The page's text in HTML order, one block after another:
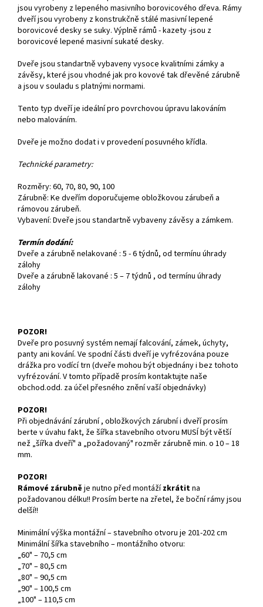
jsou vyrobeny z lepeného masivního borovicového dřeva. Rámy
dveří jsou vyrobeny z konstrukčně stálé masivní lepené
borovicové desky se suky. Výplně rámů - kazety -jsou z
borovicové lepené masivní sukaté desky.
Dveře jsou standartně vybaveny vysoce kvalitními zámky a
závěsy, které jsou vhodné jak pro kovové tak dřevěné zárubně
a jsou v souladu s platnými normami.
Tento typ dveří je ideální pro povrchovou úpravu lakováním
nebo malováním.
Dveře je možno dodat i v provedení posuvného křídla.
Technické parametry:
Rozměry: 60, 70, 80, 90, 100
Zárubně: Ke dveřím doporučujeme obložkovou zárubeň a
rámovou zárubeň.
Vybavení: Dveře jsou standartně vybaveny závěsy a zámkem.
Termín dodání:
Dveře a zárubně nelakované : 5 - 6 týdnů, od termínu úhrady
zálohy
Dveře a zárubně lakované : 5 – 7 týdnů , od termínu úhrady
zálohy
POZOR!
Dveře pro posuvný systém nemají falcování, zámek, úchyty,
panty ani kování. Ve spodní části dveří je vyfrézována pouze
drážka pro vodící trn (dveře mohou být objednány i bez tohoto
vyfrézování. V tomto případě prosím kontaktujte naše
obchod.odd. za účel přesného znění vaší objednávky)
POZOR!
Při objednávání zárubní , obložkových zárubní i dveří prosím
berte v úvahu fakt, že šířka stavebního otvoru MUSÍ být větší
než „šířka dveří" a „požadovaný" rozměr zárubně min. o 10 – 18
mm.
POZOR!
Rámové zárubně je nutno před montážízkrátitna
požadovanou délku!! Prosím berte na zřetel, že boční rámy jsou
delší!!
Minimální výška montážní – stavebního otvoru je 201-202 cm
Minimální šířka stavebního – montážního otvoru:
„60" – 70,5 cm
„70" – 80,5 cm
„80" – 90,5 cm
„90" – 100,5 cm
„100" – 110,5 cm